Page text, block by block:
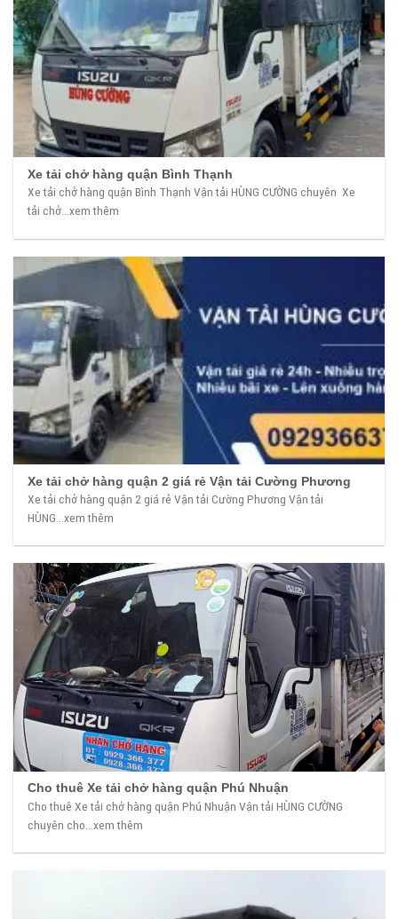
Xe tải chở hàng quận Bình Thạnh
Xe tải chở hàng quận Bình Thạnh Vận tải HÙNG CƯỜNG chuyên Xe
tải chở...xem thêm
Xe tải chở hàng quận 2 giá rẻ Vận tải Cường Phương
Xe tải chở hàng quận 2 giá rẻ Vận tải Cường Phương Vận tải
HÙNG...xem thêm
Cho thuê Xe tải chở hàng quận Phú Nhuận
Cho thuê Xe tải chở hàng quận Phú Nhuận Vận tải HÙNG CƯỜNG
chuyên cho...xem thêm